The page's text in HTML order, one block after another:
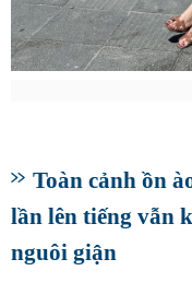
Toàn cảnh ồn
lần lên tiếng vẫn
nguôi giận